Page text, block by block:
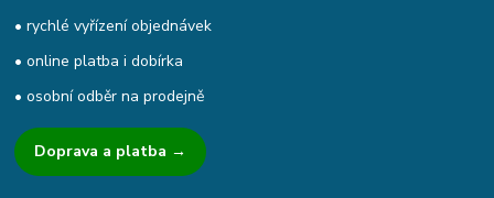
• rychlé vyřízení objednávek
• online platba i dobírka
• osobní odběr na prodejně
Doprava a platba →